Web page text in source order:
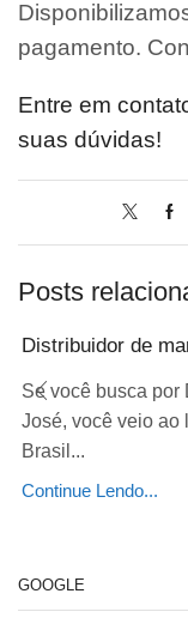
pagamento.
Entre em
suas dúvidas!
Posts
Distribuidor de
Se você busca por
José, você veio ao
Brasil...
Continue Lendo...
GOOGLE